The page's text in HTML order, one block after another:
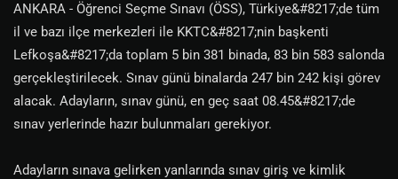
ANKARA - Öğrenci Seçme Sınavı (ÖSS), Türkiye&#8217;de tüm
il ve bazı ilçe merkezleri ile KKTC&#8217;nin başkenti
Lefkoşa&#8217;da toplam 5 bin 381 binada, 83 bin 583 salonda
gerçekleştirilecek. Sınav günü binalarda 247 bin 242 kişi görev
alacak. Adayların, sınav günü, en geç saat 08.45&#8217;de
sınav yerlerinde hazır bulunmaları gerekiyor.
Adayların sınava gelirken yanlarında sınav giriş ve kimlik